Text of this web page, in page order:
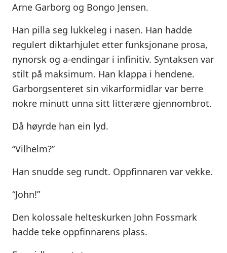
Arne Garborg og Bongo Jensen.
Han pilla seg lukkeleg i nasen. Han hadde
regulert diktarhjulet etter funksjonane prosa,
nynorsk og a-endingar i infinitiv. Syntaksen var
stilt på maksimum. Han klappa i hendene.
Garborgsenteret sin vikarformidlar var berre
nokre minutt unna sitt litterære gjennombrot.
Då høyrde han ein lyd.
“Vilhelm?”
Han snudde seg rundt. Oppfinnaren var vekke.
“John!”
Den kolossale helteskurken John Fossmark
hadde teke oppfinnarens plass.